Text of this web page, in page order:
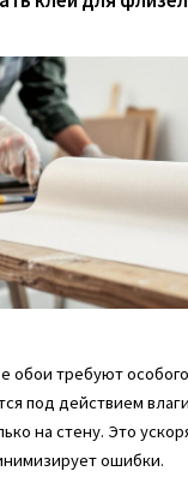
обои требуют
под действием
на стену. Это
ошибки.